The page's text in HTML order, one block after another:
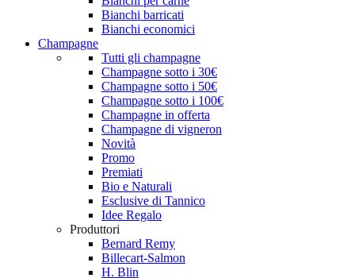
Bianchi barricati
Bianchi economici
Champagne
Tutti gli champagne
Champagne sotto i 30€
Champagne sotto i 50€
Champagne sotto i 100€
Champagne in offerta
Champagne di vigneron
Novità
Promo
Premiati
Bio e Naturali
Esclusive di Tannico
Idee Regalo
Produttori
Bernard Remy
Billecart-Salmon
H. Blin